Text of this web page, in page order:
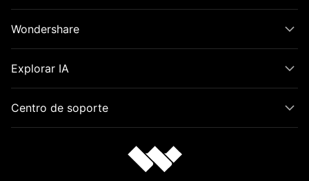
Wondershare
Explorar IA
Centro de soporte